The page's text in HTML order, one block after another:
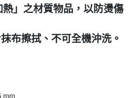
」之材質物品，以防燙傷
布擦拭、不可全機沖洗。
mm